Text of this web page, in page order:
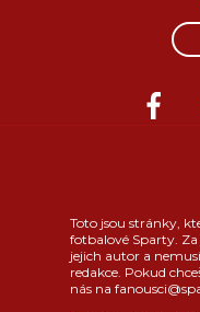
Toto jsou stránky,
fotbalové Sparty.
jejich autor a
redakce. Pokud
nás na